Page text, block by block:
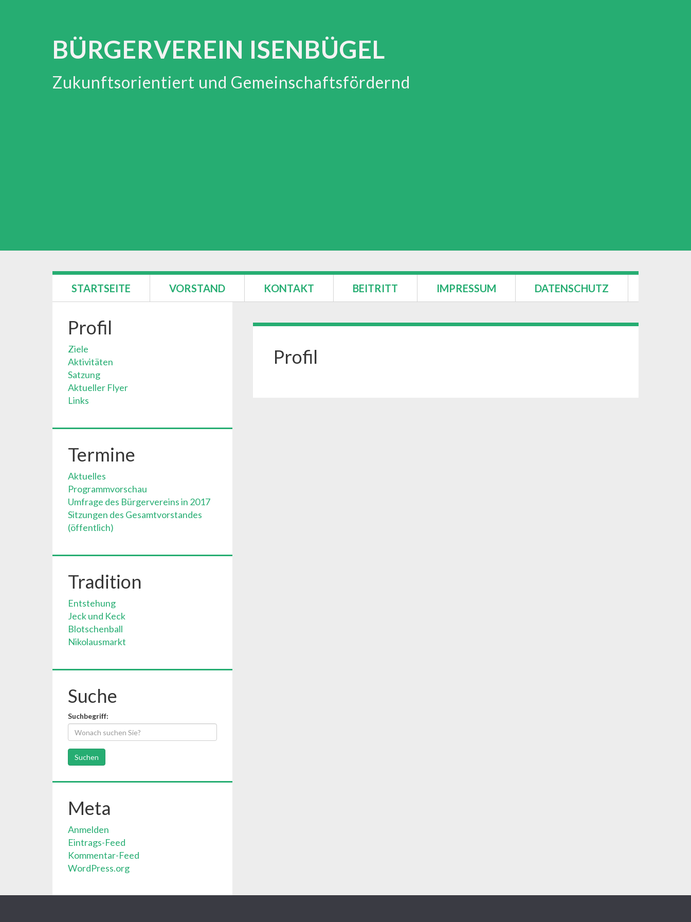
BÜRGERVEREIN ISENBÜGEL
Zukunftsorientiert und Gemeinschaftsfördernd
STARTSEITE VORSTAND KONTAKT BEITRITT IMPRESSUM DATENSCHUTZ
Profil
Profil
Ziele
Aktivitäten
Satzung
Aktueller Flyer
Links
Termine
Aktuelles
Programmvorschau
Umfrage des Bürgervereins in 2017
Sitzungen des Gesamtvorstandes
(öffentlich)
Tradition
Entstehung
Jeck und Keck
Blotschenball
Nikolausmarkt
Suche
Suchbegriff:
Meta
Anmelden
Eintrags-Feed
Kommentar-Feed
WordPress.org